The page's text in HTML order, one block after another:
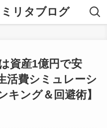
リタブログ
資産1億円で安
活費シミュレーシ
キング＆回避術】